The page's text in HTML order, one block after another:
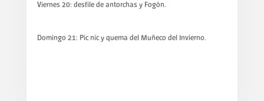
Viernes 20: desfile de antorchas y Fogón.
Domingo 21: Pic nic y quema del Muñeco del Invierno.